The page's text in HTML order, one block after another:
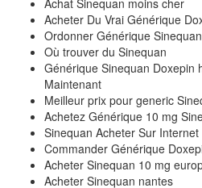
Acheter Du Vrai Générique
Ordonner Générique
Où trouver du Sinequan
Générique Sinequan Doxepin
Maintenant
Meilleur prix pour generic
Achetez Générique 10 mg
Sinequan Acheter Sur Internet
Commander Générique
Acheter Sinequan 10 mg
Acheter Sinequan nantes